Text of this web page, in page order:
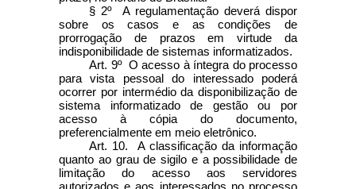
§ 2º A regulamentação deverá dispor
sobre os casos e as condições de
prorrogação de prazos em virtude da
indisponibilidade de sistemas informatizados.
Art. 9º O acesso à íntegra do processo
para vista pessoal do interessado poderá
ocorrer por intermédio da disponibilização de
sistema informatizado de gestão ou por
acesso à cópia do documento,
preferencialmente em meio eletrônico.
Art. 10. A classificação da informação
quanto ao grau de sigilo e a possibilidade de
limitação do acesso aos servidores
autorizados e aos interessados no processo